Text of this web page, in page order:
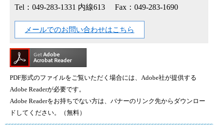
Tel：049-283-1331 内線613
Fax：049-283-1690
メールでのお問い合わせはこちら
PDF形式のファイルをご覧いただく場合には、Adobe社が提供する
Adobe Readerが必要です。
Adobe Readerをお持ちでない方は、バナーのリンク先からダウンロー
ドしてください。（無料）